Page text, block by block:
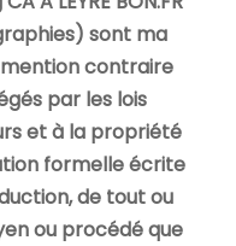
sont ma
contraire
par les lois
et à la propriété
formelle écrite
de tout ou
ou procédé que